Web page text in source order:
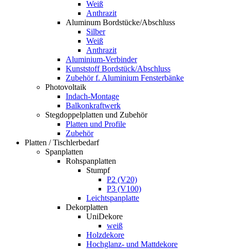
Weiß
Anthrazit
Aluminum Bordstücke/Abschluss
Silber
Weiß
Anthrazit
Aluminium-Verbinder
Kunststoff Bordstück/Abschluss
Zubehör f. Aluminium Fensterbänke
Photovoltaik
Indach-Montage
Balkonkraftwerk
Stegdoppelplatten und Zubehör
Platten und Profile
Zubehör
Platten / Tischlerbedarf
Spanplatten
Rohspanplatten
Stumpf
P2 (V20)
P3 (V100)
Leichtspanplatte
Dekorplatten
UniDekore
weiß
Holzdekore
Hochglanz- und Mattdekore